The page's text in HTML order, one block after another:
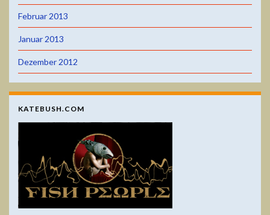
Februar 2013
Januar 2013
Dezember 2012
KATEBUSH.COM